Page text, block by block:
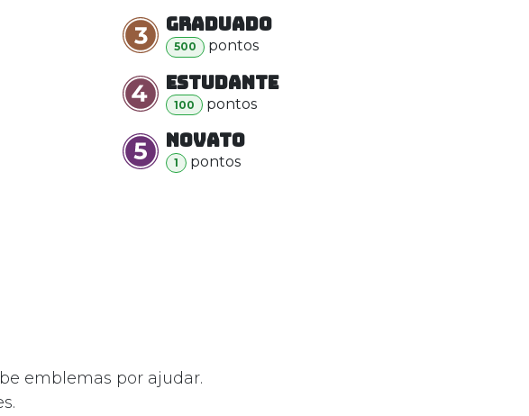
Graduado
500 pontos
Estudante
100 pontos
Novato
1 pontos
emblemas por ajudar.